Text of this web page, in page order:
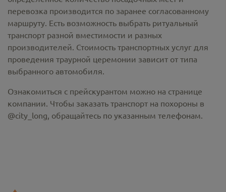
перевозка производится по заранее согласованному
маршруту. Есть возможность выбрать ритуальный
транспорт разной вместимости и разных
производителей. Стоимость транспортных услуг для
проведения траурной церемонии зависит от типа
выбранного автомобиля.
Ознакомиться с прейскурантом можно на странице
компании. Чтобы заказать транспорт на похороны в
@city_long, обращайтесь по указанным телефонам.